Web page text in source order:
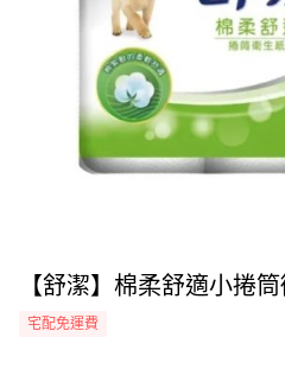
【舒潔】棉柔舒適小捲
宅配免運費